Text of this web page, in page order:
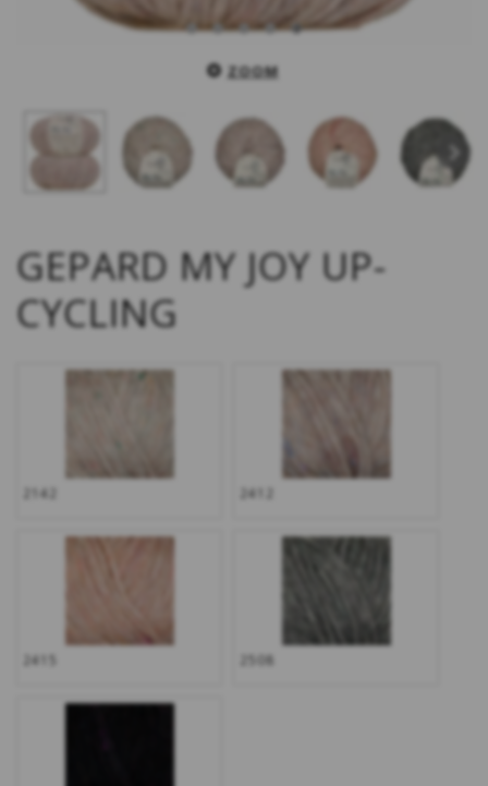
ZOOM
GEPARD MY JOY UP-
CYCLING
2142 2412
2415 2508